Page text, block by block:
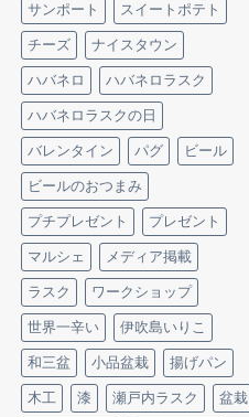
サンポート スイートポテト
チーズ ナイスタウン
ハバネロ ハバネロラスク
ハバネロラスクの日
バレンタイン パグ ビール
ビールのおつまみ
プチプレゼント プレゼント
マルシェ メディア掲載
ラスク ワークショップ
世界一辛い 伊吹島いりこ
和三盆 小品盆栽 揚げパン
木工 漆 瀬戸内ラスク 盆栽